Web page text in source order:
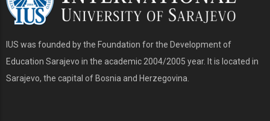
IUS was founded by the Foundation for the Development of
Education Sarajevo in the academic 2004/2005 year. It is located in
Sarajevo, the capital of Bosnia and Herzegovina.